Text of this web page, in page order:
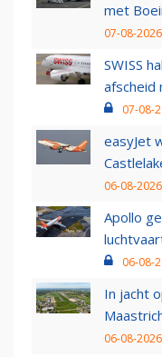
met
07-08-
SWISS
afscheid
07-08-
easyJet
06-08-
Apollo
06-08-
In jacht
06-08-